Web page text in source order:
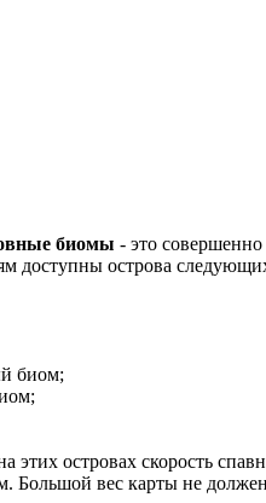
биомы - это
доступны острова
биом;
этих островах скорость
Большой вес карты не